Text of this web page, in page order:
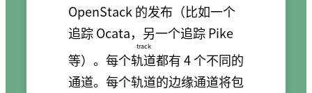
OpenStack 的发布（比如一个
追踪 Ocata，另一个追踪 Pike
等）。每个轨道
track
都有 4 个不同的
通道。每个轨道的边缘通道将包